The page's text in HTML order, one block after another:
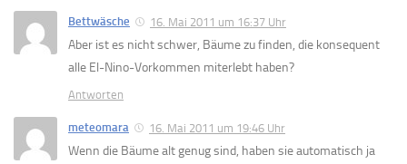
Bettwäsche 16. Mai 2011 um 16:37 Uhr
Aber ist es nicht schwer, Bäume zu finden, die konsequent
alle El-Nino-Vorkommen miterlebt haben?
Antworten
meteomara 16. Mai 2011 um 19:46 Uhr
Wenn die Bäume alt genug sind, haben sie automatisch ja